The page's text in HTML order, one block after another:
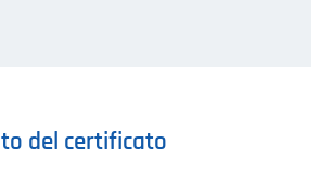
del certificato